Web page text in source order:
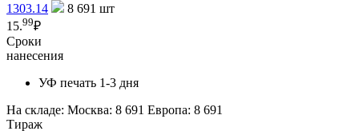
1303.14
8 691 шт
15.99₽
Сроки
нанесения
УФ печать 1-3 дня
На складе: Москва: 8 691 Европа: 8 691
Тираж